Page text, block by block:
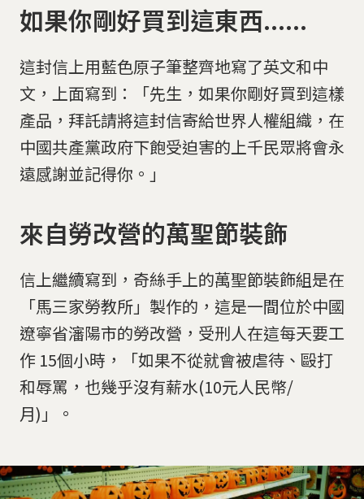
如果你剛好買到這東西......
這封信上用藍色原子筆整齊地寫了英文和中
文，上面寫到：「先生，如果你剛好買到這樣
產品，拜託請將這封信寄給世界人權組織，在
中國共產黨政府下飽受迫害的上千民眾將會永
遠感謝並記得你。」
來自勞改營的萬聖節裝飾
信上繼續寫到，奇絲手上的萬聖節裝飾組是在
「馬三家勞教所」製作的，這是一間位於中國
遼寧省瀋陽市的勞改營，受刑人在這每天要工
作 15個小時，「如果不從就會被虐待、毆打
和辱罵，也幾乎沒有薪水(10元人民幣/
月)」。